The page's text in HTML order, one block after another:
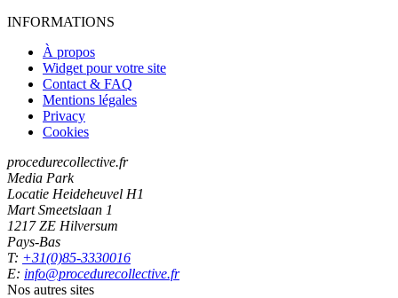
INFORMATIONS
À propos
Widget pour votre site
Contact & FAQ
Mentions légales
Privacy
Cookies
procedurecollective.fr
Media Park
Locatie Heideheuvel H1
Mart Smeetslaan 1
1217 ZE Hilversum
Pays-Bas
T: +31(0)85-3330016
E: info@procedurecollective.fr
Nos autres sites